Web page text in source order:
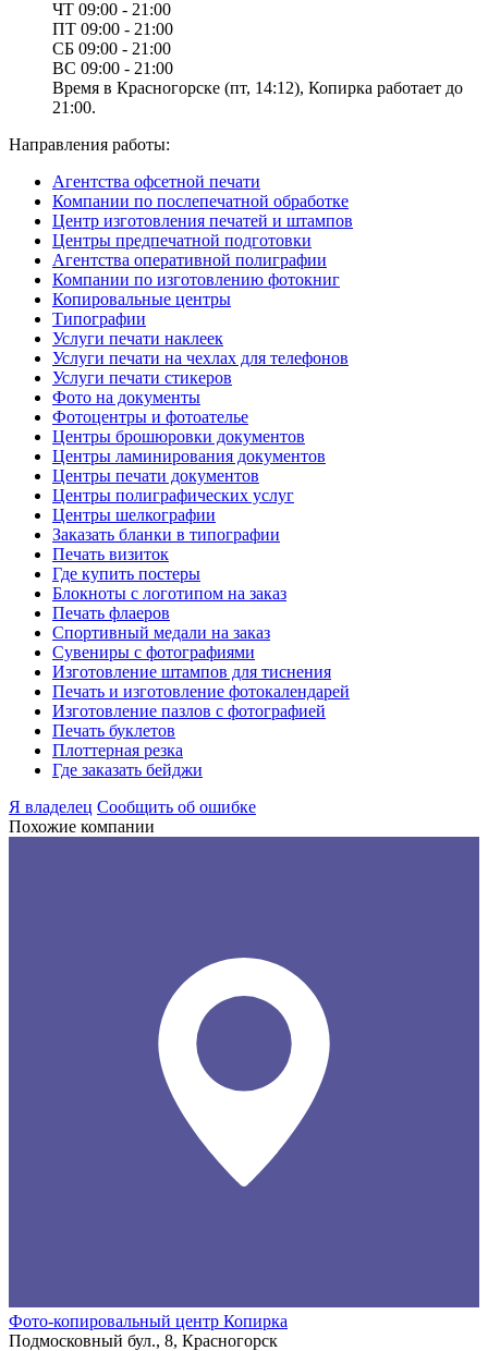
ЧТ 09:00 - 21:00
ПТ 09:00 - 21:00
СБ 09:00 - 21:00
ВС 09:00 - 21:00
Время в Красногорске (пт, 14:12), Копирка работает до
21:00.
Направления работы:
Агентства офсетной печати
Компании по послепечатной обработке
Центр изготовления печатей и штампов
Центры предпечатной подготовки
Агентства оперативной полиграфии
Компании по изготовлению фотокниг
Копировальные центры
Типографии
Услуги печати наклеек
Услуги печати на чехлах для телефонов
Услуги печати стикеров
Фото на документы
Фотоцентры и фотоателье
Центры брошюровки документов
Центры ламинирования документов
Центры печати документов
Центры полиграфических услуг
Центры шелкографии
Заказать бланки в типографии
Печать визиток
Где купить постеры
Блокноты с логотипом на заказ
Печать флаеров
Спортивный медали на заказ
Сувениры с фотографиями
Изготовление штампов для тиснения
Печать и изготовление фотокалендарей
Изготовление пазлов с фотографией
Печать буклетов
Плоттерная резка
Где заказать бейджи
Я владелец Сообщить об ошибке
Похожие компании
Фото-копировальный центр Копирка
Подмосковный бул., 8, Красногорск